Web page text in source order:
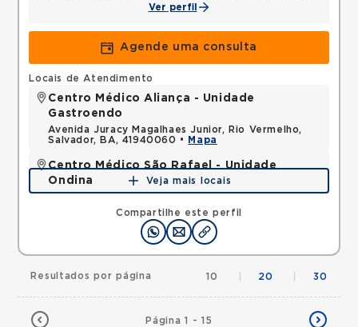
Ver perfil
Agende uma consulta
Compartilhe este perfil
Locais de Atendimento
Centro Médico Aliança - Unidade
Gastroendo
Avenida Juracy Magalhaes Junior, Rio Vermelho,
Salvador, BA, 41940060 •
Mapa
Centro Médico São Rafael - Unidade
Ondina
Avenida Milton Santos, Ondina, Salvador, BA,
Mapa
Veja mais locais
Página 1 - 15
Resultados por página 10 20 30